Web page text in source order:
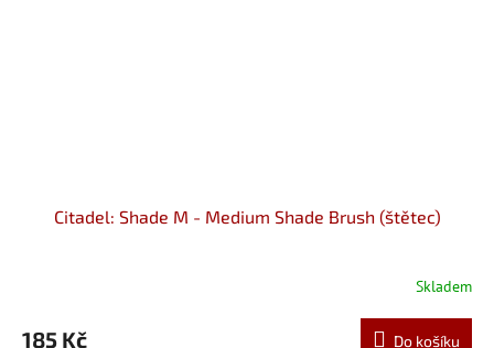
Citadel: Shade M - Medium Shade Brush (štětec)
Skladem
185 Kč Do košíku